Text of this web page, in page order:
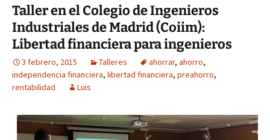
Taller en el Colegio de Ingenieros
Industriales de Madrid (Coiim):
Libertad financiera para ingenieros
3 febrero, 2015 Talleres ahorrar, ahorro,
independencia financiera, libertad financiera, preahorro,
rentabilidad
Luis